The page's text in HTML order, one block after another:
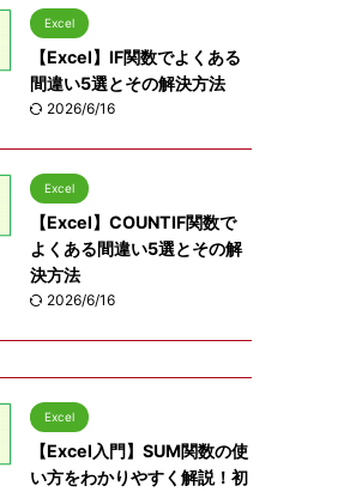
Excel
【Excel】IF関数でよくある
間違い5選とその解決方法
2026/6/16
Excel
【Excel】COUNTIF関数で
よくある間違い5選とその解
決方法
2026/6/16
Excel
【Excel入門】SUM関数の使
い方をわかりやすく解説！初